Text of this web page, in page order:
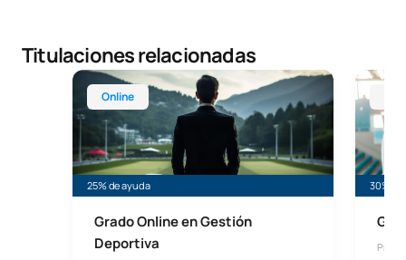
Titulaciones relacionadas
Online
25% de ayuda
Grado Online en Gestión
Deportiva
Grado Online en Gestión Deportiva
30% de
Grado